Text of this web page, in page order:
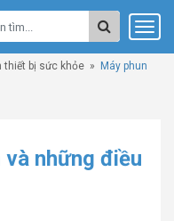
thiết bị sức khỏe »
Máy phun
và những điều